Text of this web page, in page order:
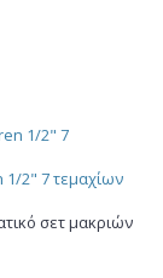
1/2" 7 τεμαχίων
σετ μακριών